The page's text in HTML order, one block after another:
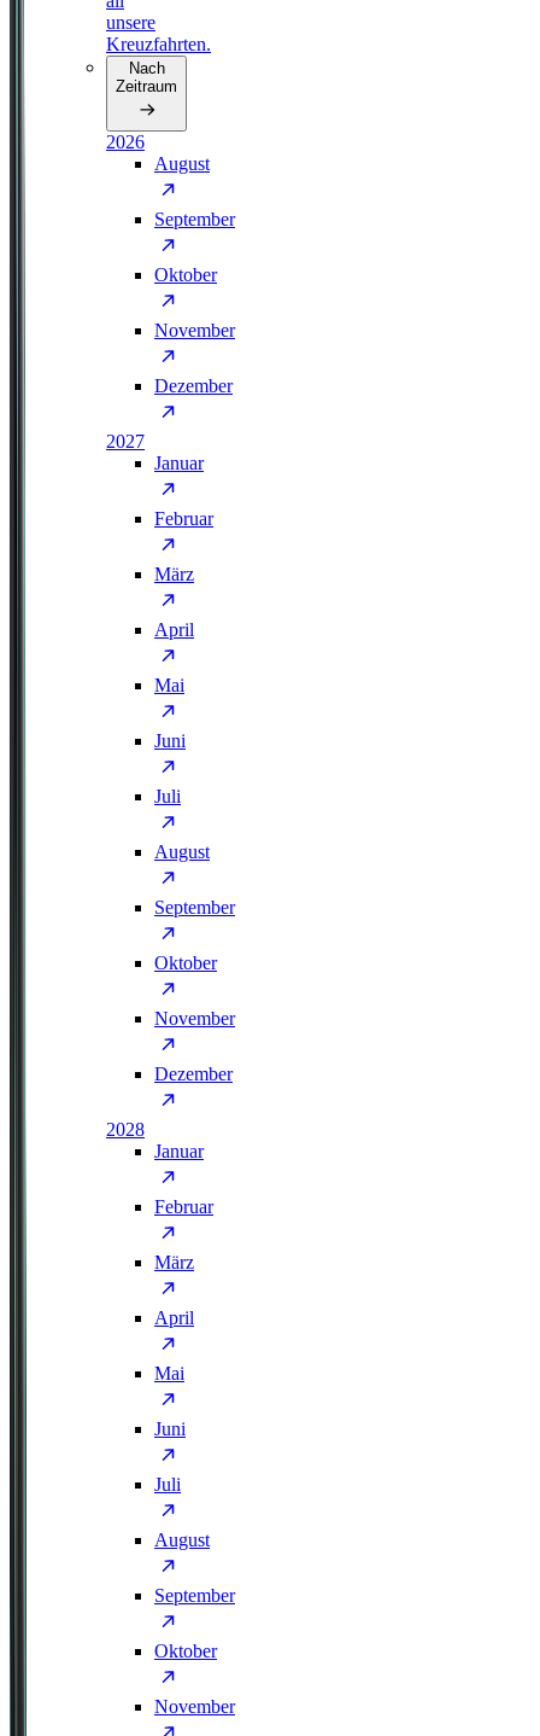
unsere
Kreuzfahrten.
Nach
Zeitraum
2026
August
September
Oktober
November
Dezember
2027
Januar
Februar
März
April
Mai
Juni
Juli
August
September
Oktober
November
Dezember
2028
Januar
Februar
März
April
Mai
Juni
Juli
August
September
Oktober
November